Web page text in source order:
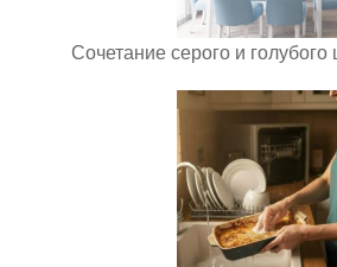
Сочетание серого и голубого